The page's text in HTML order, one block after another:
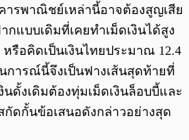
ารพาณิชย์เหล่านี้อาจต้องสูญเสีย
กแบบเดิมที่เคยทำเม็ดเงินได้สูง
รือคิดเป็นเงินไทยประมาณ 12.4
การณ์นี้จึงเป็นฟางเส้นสุดท้ายที่
ดั้งเดิมต้องทุ่มเม็ดเงินล็อบบี้และ
กัดกั้นข้อเสนอดังกล่าวอย่างสุด